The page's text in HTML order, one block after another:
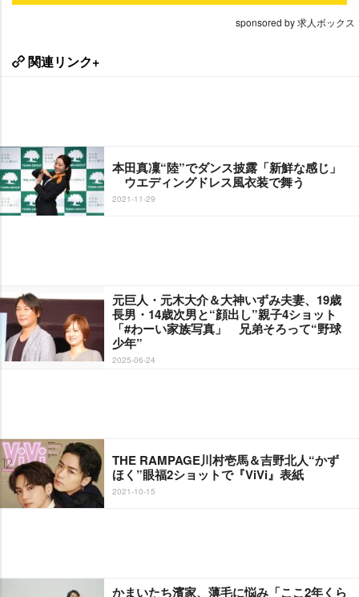
sponsored by 求人ボックス
関連リンク+
本田真凜“陸”でダンス披露「新鮮な感じ」
ウエディングドレス風衣装で舞う
2021-11-29
元巨人・元木大介＆大神いずみ夫妻、19歳
長男・14歳次男と“顔出し”親子4ショット
「#わーい家族写真」 兄弟そろって“野球
少年”
2025-06-24
THE RAMPAGE川村壱馬＆吉野北人“かず
ほく”眼福2ショットで『ViVi』表紙
2021-10-15
かまいたち濱家、薄毛に悩み「ここ2年くら